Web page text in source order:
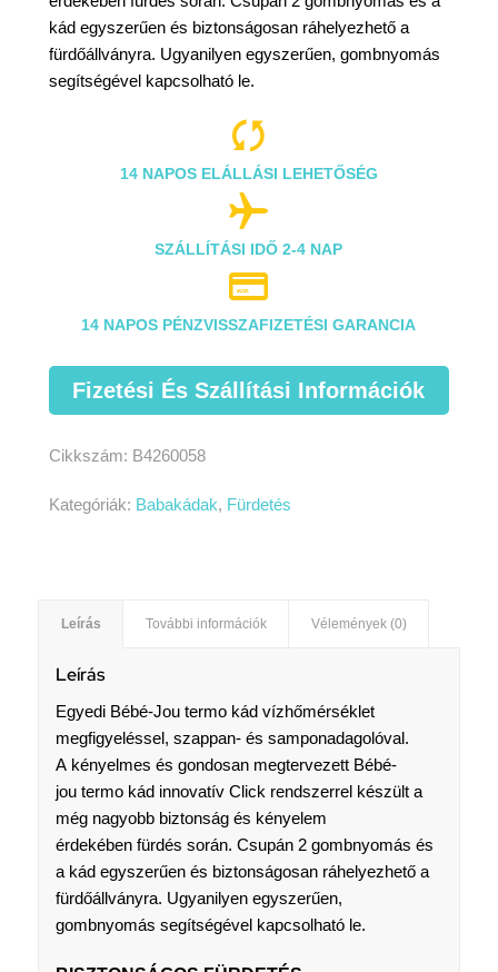
kád egyszerűen és biztonságosan ráhelyezhető a
fürdőállványra. Ugyanilyen egyszerűen, gombnyomás
segítségével kapcsolható le.

14 NAPOS ELÁLLÁSI LEHETŐSÉG

SZÁLLÍTÁSI IDŐ 2-4 NAP

14 NAPOS PÉNZVISSZAFIZETÉSI GARANCIA
Fizetési És Szállítási Információk
Cikkszám: B4260058
Kategóriák: Babakádak, Fürdetés
Leírás További információk Vélemények (0)
Leírás
Egyedi Bébé-Jou termo kád vízhőmérséklet
megfigyeléssel, szappan- és samponadagolóval.
A kényelmes és gondosan megtervezett Bébé-
jou termo kád innovatív Click rendszerrel készült a
még nagyobb biztonság és kényelem
érdekében fürdés során. Csupán 2 gombnyomás és
a kád egyszerűen és biztonságosan ráhelyezhető a
fürdőállványra. Ugyanilyen egyszerűen,
gombnyomás segítségével kapcsolható le.